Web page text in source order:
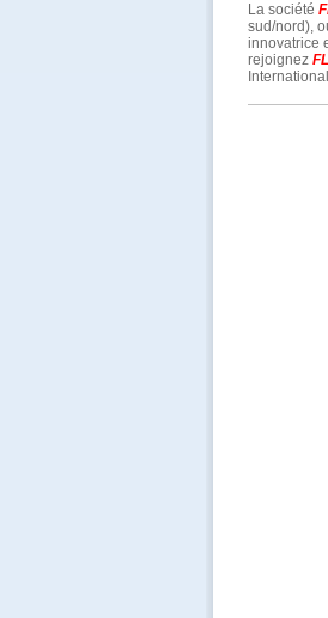
La société
sud/nord),
innovatrice
rejoignez